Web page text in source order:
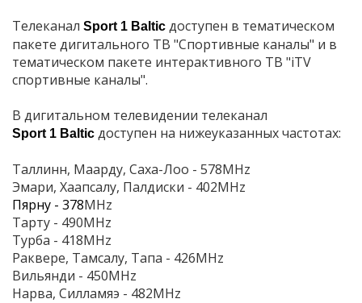
Телеканал Sport 1 Baltic доступен в тематическом
пакете дигитального ТВ "Спортивные каналы" и в
тематическом пакете интерактивного ТВ "iTV
cпортивные каналы".
В дигитальном телевидении телеканал
Sport 1 Baltic доступен на нижеуказанных частотах:
Таллинн, Маарду, Саха-Лоо - 578MHz
Эмари, Хаапсалу, Палдиски - 402MHz
Пярну - 378MHz
Тарту - 490MHz
Турба - 418MHz
Раквере, Тамсалу, Тапа - 426MHz
Вильянди - 450MHz
Нарва, Силламяэ - 482MHz